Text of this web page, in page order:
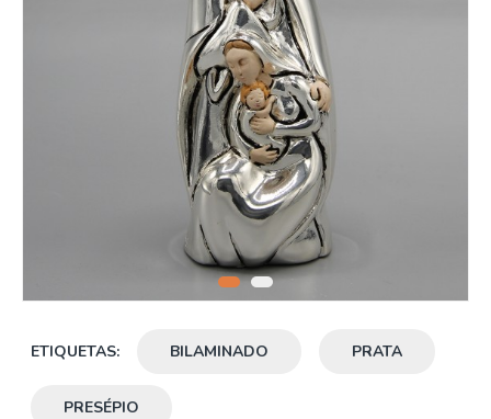
ETIQUETAS: BILAMINADO PRATA
PRESÉPIO